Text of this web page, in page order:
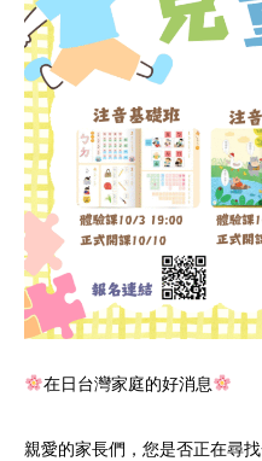
在日台灣家庭的好消息
親愛的家長們，您是否正在尋